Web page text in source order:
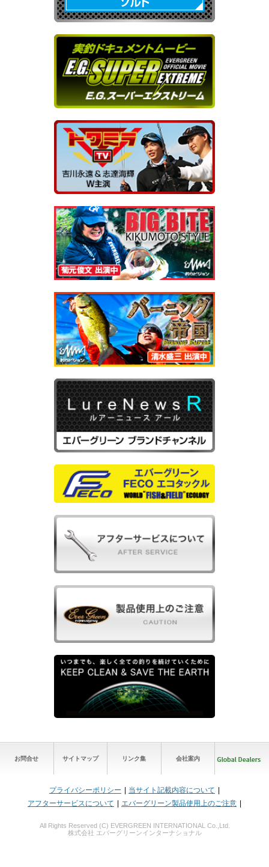
お問合せ サイトマップ リンク集 会社案内
プライバシーポリシー
当サイト記載内容について
アフターサービスについて
エバーグリーン製品使用上のご注意
All Rights Reserved (C) EVERGREEN INTERNATIONAL Co.,Ltd.
株式会社 エバーグリーンインターナショナル